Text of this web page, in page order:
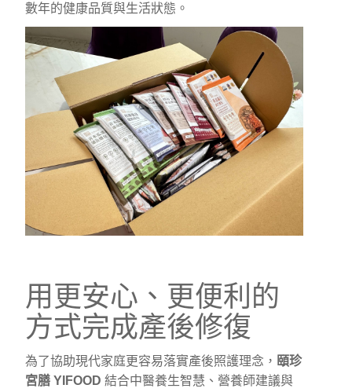
數年的健康品質與生活狀態。
用更安心、更便利的
方式完成產後修復
為了協助現代家庭更容易落實產後照護理念， 頤珍
宮膳 YIFOOD 結合中醫養生智慧、營養師建議與